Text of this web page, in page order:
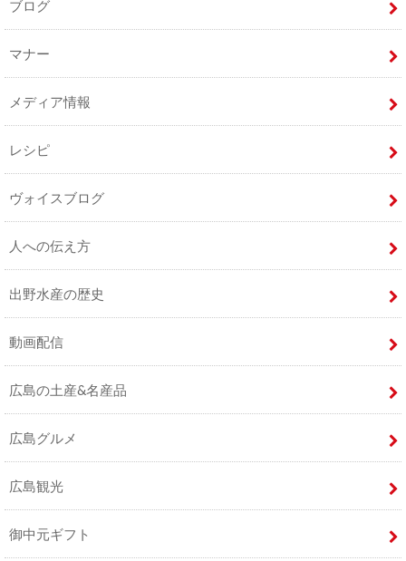
ブログ
マナー
メディア情報
レシピ
ヴォイスブログ
人への伝え方
出野水産の歴史
動画配信
広島の土産&名産品
広島グルメ
広島観光
御中元ギフト